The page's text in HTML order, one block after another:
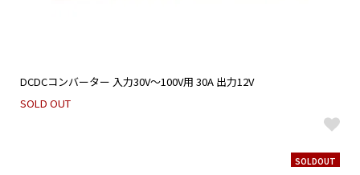
DCDCコンバーター 入力30V～100V用 30A 出力12V
SOLD OUT
SOLDOUT